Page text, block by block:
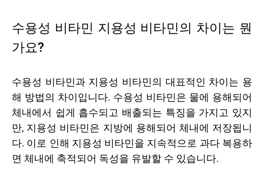
수용성 비타민 지용성 비타민의 차이는 뭔
가요?
수용성 비타민과 지용성 비타민의 대표적인 차이는 용
해 방법의 차이입니다. 수용성 비타민은 물에 용해되어
체내에서 쉽게 흡수되고 배출되는 특징을 가지고 있지
만, 지용성 비타민은 지방에 용해되어 체내에 저장됩니
다. 이로 인해 지용성 비타민을 지속적으로 과다 복용하
면 체내에 축적되어 독성을 유발할 수 있습니다.